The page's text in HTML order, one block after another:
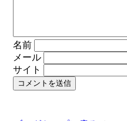
名前
メール
サイト